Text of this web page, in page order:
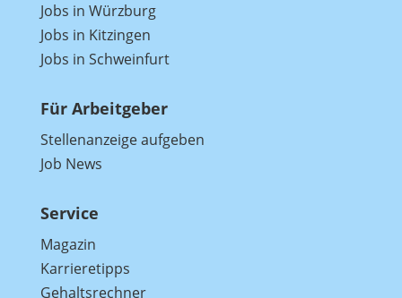
Jobs in Würzburg
Jobs in Kitzingen
Jobs in Schweinfurt
Für Arbeitgeber
Stellenanzeige aufgeben
Job News
Service
Magazin
Karrieretipps
Gehaltsrechner